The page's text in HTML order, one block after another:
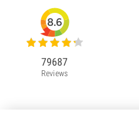
8.6
79687
Reviews